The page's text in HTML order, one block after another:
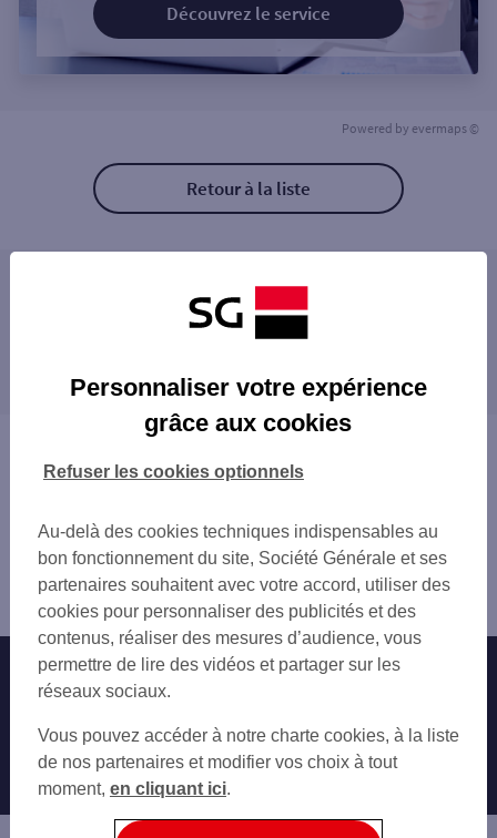
Découvrez le service
Powered by evermaps ©
Retour à la liste
Les distributeurs/automates à proximité
VILLAINES LA JUHEL 17 RUE GERVAISEA
LA CHAPELLE D'ANDAINE 235 RUE DE DO
BAGNOLES DE L'ORNE NORMANDIE 1 AV R
ST PIERRE DES NIDS 18 PL DE LA POOT
CARROUGES 18 B PL LEVENEUR
proximité
Vous êtes ici : Accueil
Trouver une agence bancaire
Mayenne
Javron les Chapelles
Distributeur/automate JAVRON LES CHAPELLES 4 PL DE
LA MAI
Nos engagements Nous contacter
Autres sites SG
Professionnels
Entreprises
Personnaliser votre expérience
grâce aux cookies
Au-delà des cookies techniques indispensables au
bon fonctionnement du site, Société Générale et ses
partenaires souhaitent avec votre accord, utiliser des
cookies pour personnaliser des publicités et des
contenus, réaliser des mesures d’audience, vous
permettre de lire des vidéos et partager sur les
réseaux sociaux.
Vous pouvez accéder à notre charte cookies, à la liste
de nos partenaires et modifier vos choix à tout
moment, en cliquant ici.
Refuser les cookies optionnels